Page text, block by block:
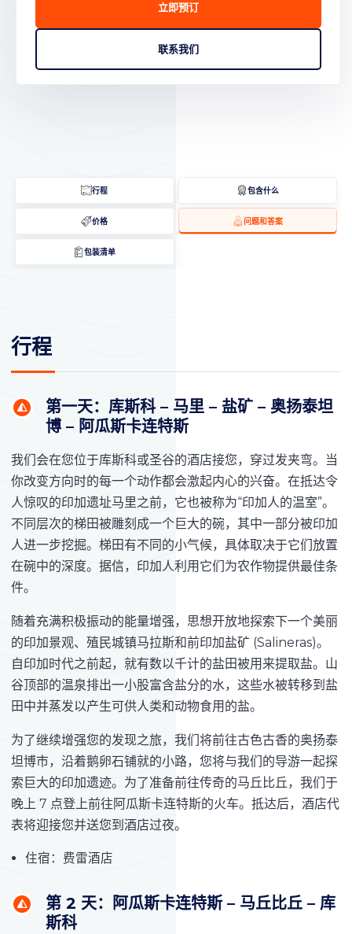
立即预订
联系我们
行程 包含什么
价格 问题和答案
包装清单
行程
第一天：库斯科 – 马里 – 盐矿 – 奥扬泰坦
博 – 阿瓜斯卡连特斯
我们会在您位于库斯科或圣谷的酒店接您，穿过发夹弯。当
你改变方向时的每一个动作都会激起内心的兴奋。在抵达令
人惊叹的印加遗址马里之前，它也被称为“印加人的温室”。
不同层次的梯田被雕刻成一个巨大的碗，其中一部分被印加
人进一步挖掘。梯田有不同的小气候，具体取决于它们放置
在碗中的深度。据信，印加人利用它们为农作物提供最佳条
件。
随着充满积极振动的能量增强，思想开放地探索下一个美丽
的印加景观、殖民城镇马拉斯和前印加盐矿 (Salineras)。
自印加时代之前起，就有数以千计的盐田被用来提取盐。山
谷顶部的温泉排出一小股富含盐分的水，这些水被转移到盐
田中并蒸发以产生可供人类和动物食用的盐。
为了继续增强您的发现之旅，我们将前往古色古香的奥扬泰
坦博市，沿着鹅卵石铺就的小路，您将与我们的导游一起探
索巨大的印加遗迹。为了准备前往传奇的马丘比丘，我们于
晚上 7 点登上前往阿瓜斯卡连特斯的火车。抵达后，酒店代
表将迎接您并送您到酒店过夜。
住宿：费雷酒店
第 2 天：阿瓜斯卡连特斯 – 马丘比丘 – 库
斯科